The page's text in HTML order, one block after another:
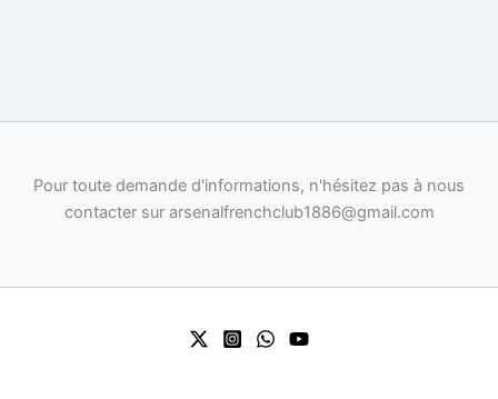
Pour toute demande d'informations, n'hésitez pas à nous
contacter sur arsenalfrenchclub1886@gmail.com